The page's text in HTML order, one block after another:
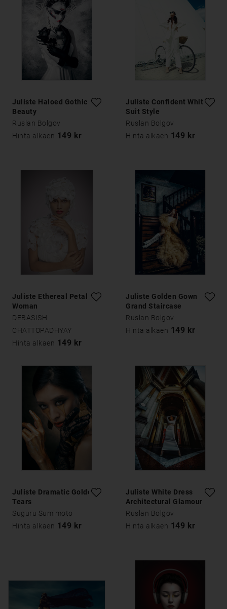
Juliste Haloed Gothic
Beauty
Ruslan Bolgov
Hinta alkaen 149 kr
Juliste Confident White
Suit Style
Ruslan Bolgov
Hinta alkaen 149 kr
Juliste Ethereal Petal
Woman
DEBASISH
CHATTOPADHYAY
Hinta alkaen 149 kr
Juliste Golden Gown
Grand Staircase
Ruslan Bolgov
Hinta alkaen 149 kr
Juliste Dramatic Golden
Tears
Suguru Sumimoto
Hinta alkaen 149 kr
Juliste White Dress
Architectural Glamour
Ruslan Bolgov
Hinta alkaen 149 kr